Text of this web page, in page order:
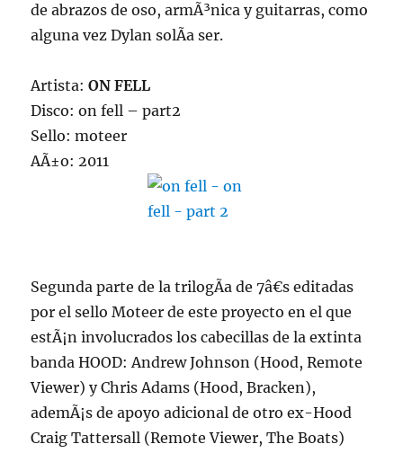
de abrazos de oso, armÃ³nica y guitarras, como
alguna vez Dylan solÃ­a ser.
Artista:ON FELL
Disco: on fell – part2
Sello: moteer
AÃ±o: 2011
Segunda parte de la trilogÃ­a de 7â€s editadas
por el sello Moteer de este proyecto en el que
estÃ¡n involucrados los cabecillas de la extinta
banda HOOD: Andrew Johnson (Hood, Remote
Viewer) y Chris Adams (Hood, Bracken),
ademÃ¡s de apoyo adicional de otro ex-Hood
Craig Tattersall (Remote Viewer, The Boats)